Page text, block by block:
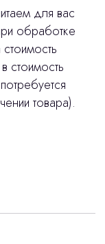
для вас
обработке
стоимость
товара).